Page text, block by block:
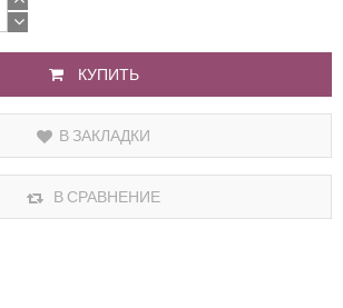
КУПИТЬ
В ЗАКЛАДКИ
В СРАВНЕНИЕ